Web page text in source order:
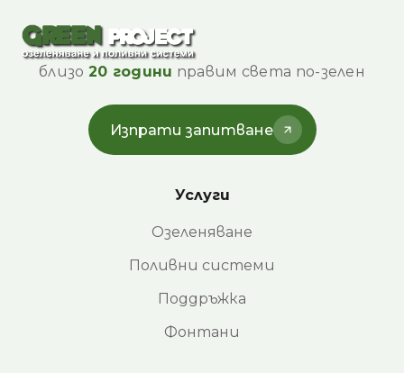
близо 20 години правим света по-зелен
Изпрати запитване
Услуги
Озеленяване
Поливни системи
Поддръжка
Фонтани